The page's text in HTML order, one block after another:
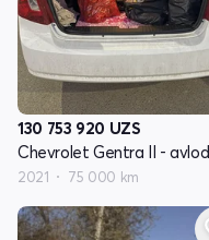
130 753 920 UZS
Chevrolet Gentra II - avlod
2021 75 000 km